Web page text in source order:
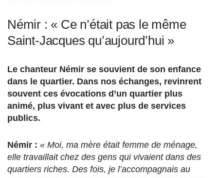
Némir : « Ce n’était pas le même
Saint-Jacques qu’aujourd’hui »
Le chanteur Némir se souvient de son enfance
dans le quartier. Dans nos échanges, revinrent
souvent ces évocations d’un quartier plus
animé, plus vivant et avec plus de services
publics.
Némir : « Moi, ma mère était femme de ménage,
elle travaillait chez des gens qui vivaient dans des
quartiers riches. Des fois, je l’accompagnais au